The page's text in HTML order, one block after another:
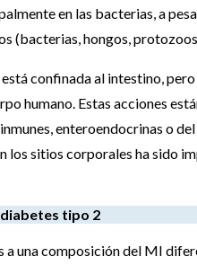
en las bacterias, a
(bacterias, hongos, protozoos
confinada al intestino,
humano. Estas acciones
enteroendocrinas o
sitios corporales ha sido
tipo 2
a una composición del MI